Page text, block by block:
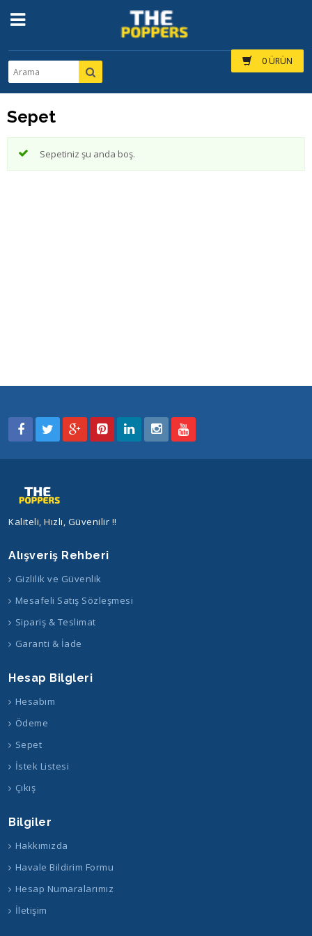
0 ÜRÜN
Sepet
Sepetiniz şu anda boş.
Kaliteli, Hızlı, Güvenilir !!
Alışveriş Rehberi
Gizlilik ve Güvenlik
Mesafeli Satış Sözleşmesi
Sipariş & Teslimat
Garanti & İade
Hesap Bilgleri
Hesabım
Ödeme
Sepet
İstek Listesi
Çıkış
Bilgiler
Hakkımızda
Havale Bildirim Formu
Hesap Numaralarımız
İletişim